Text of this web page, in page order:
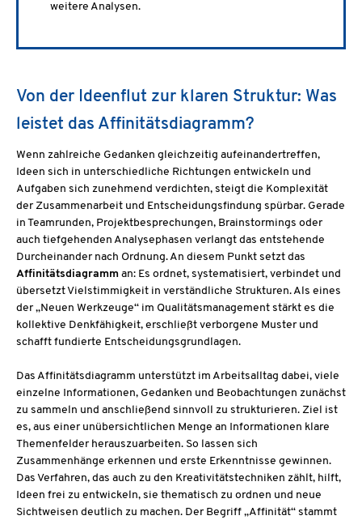
weitere Analysen.
Von der Ideenflut zur klaren Struktur: Was
leistet das Affinitätsdiagramm?
Wenn zahlreiche Gedanken gleichzeitig aufeinandertreffen,
Ideen sich in unterschiedliche Richtungen entwickeln und
Aufgaben sich zunehmend verdichten, steigt die Komplexität
der Zusammenarbeit und Entscheidungsfindung spürbar. Gerade
in Teamrunden, Projektbesprechungen, Brainstormings oder
auch tiefgehenden Analysephasen verlangt das entstehende
Durcheinander nach Ordnung. An diesem Punkt setzt das
Affinitätsdiagramm an: Es ordnet, systematisiert, verbindet und
übersetzt Vielstimmigkeit in verständliche Strukturen. Als eines
der „Neuen Werkzeuge“ im Qualitätsmanagement stärkt es die
kollektive Denkfähigkeit, erschließt verborgene Muster und
schafft fundierte Entscheidungsgrundlagen.
Das Affinitätsdiagramm unterstützt im Arbeitsalltag dabei, viele
einzelne Informationen, Gedanken und Beobachtungen zunächst
zu sammeln und anschließend sinnvoll zu strukturieren. Ziel ist
es, aus einer unübersichtlichen Menge an Informationen klare
Themenfelder herauszuarbeiten. So lassen sich
Zusammenhänge erkennen und erste Erkenntnisse gewinnen.
Das Verfahren, das auch zu den Kreativitätstechniken zählt, hilft,
Ideen frei zu entwickeln, sie thematisch zu ordnen und neue
Sichtweisen deutlich zu machen. Der Begriff „Affinität“ stammt